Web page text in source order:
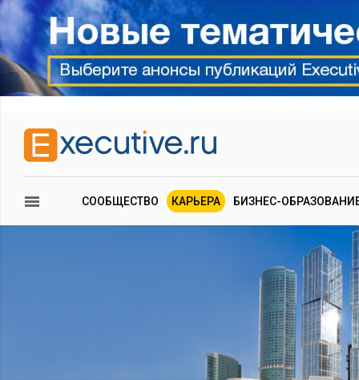
СООБЩЕСТВО КАРЬЕРА БИЗНЕС-